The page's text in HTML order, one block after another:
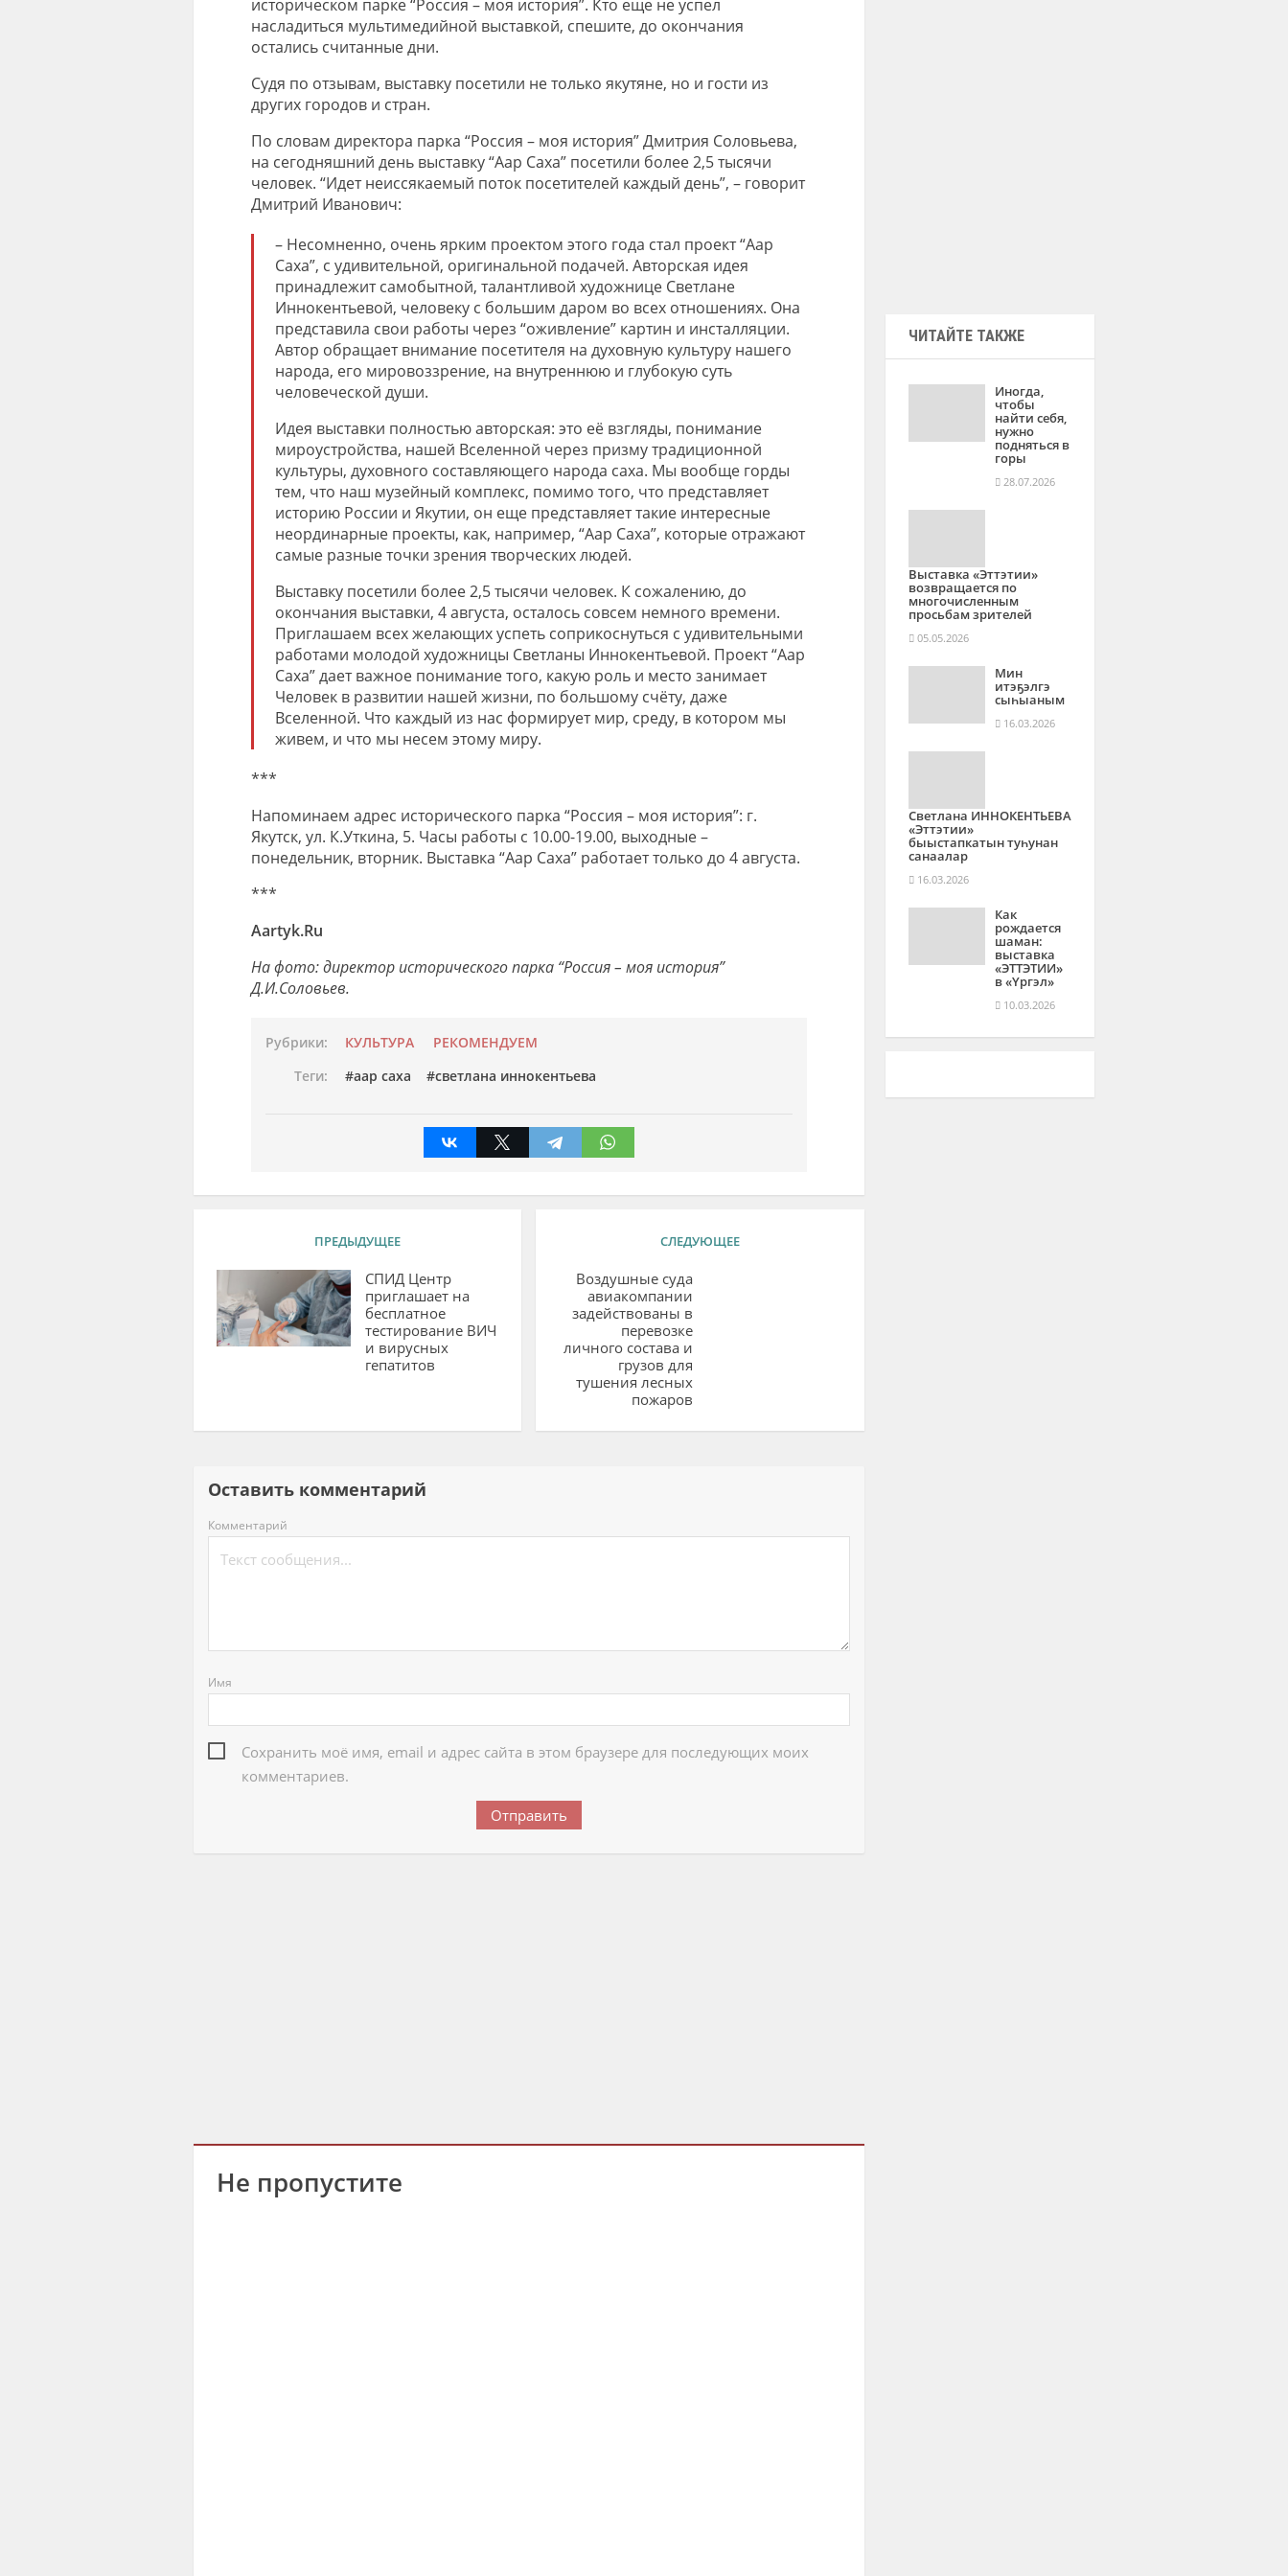
историческом парке “Россия – моя история”. Кто еще не успел
насладиться мультимедийной выставкой, спешите, до окончания
остались считанные дни.
Судя по отзывам, выставку посетили не только якутяне, но и гости из
других городов и стран.
По словам директора парка “Россия – моя история” Дмитрия Соловьева,
на сегодняшний день выставку “Аар Саха” посетили более 2,5 тысячи
человек. “Идет неиссякаемый поток посетителей каждый день”, – говорит
Дмитрий Иванович:
– Несомненно, очень ярким проектом этого года стал проект “Аар
Саха”, с удивительной, оригинальной подачей. Авторская идея
принадлежит самобытной, талантливой художнице Светлане
Иннокентьевой, человеку с большим даром во всех отношениях. Она
представила свои работы через “оживление” картин и инсталляции.
Автор обращает внимание посетителя на духовную культуру нашего
народа, его мировоззрение, на внутреннюю и глубокую суть
человеческой души.
Идея выставки полностью авторская: это её взгляды, понимание
мироустройства, нашей Вселенной через призму традиционной
культуры, духовного составляющего народа саха. Мы вообще горды
тем, что наш музейный комплекс, помимо того, что представляет
историю России и Якутии, он еще представляет такие интересные
неординарные проекты, как, например, “Аар Саха”, которые отражают
самые разные точки зрения творческих людей.
Выставку посетили более 2,5 тысячи человек. К сожалению, до
окончания выставки, 4 августа, осталось совсем немного времени.
Приглашаем всех желающих успеть соприкоснуться с удивительными
работами молодой художницы Светланы Иннокентьевой. Проект “Аар
Саха” дает важное понимание того, какую роль и место занимает
Человек в развитии нашей жизни, по большому счёту, даже
Вселенной. Что каждый из нас формирует мир, среду, в котором мы
живем, и что мы несем этому миру.
***
Напоминаем адрес исторического парка “Россия – моя история”: г.
Якутск, ул. К.Уткина, 5. Часы работы с 10.00-19.00, выходные –
понедельник, вторник. Выставка “Аар Саха” работает только до 4 августа.
***
Aartyk.Ru
На фото: директор исторического парка “Россия – моя история”
Д.И.Соловьев.
Рубрики: КУЛЬТУРА
РЕКОМЕНДУЕМ
Теги:
аар саха светлана иннокентьева
ПРЕДЫДУЩЕЕ
СПИД Центр
приглашает на
бесплатное
тестирование ВИЧ
и вирусных
гепатитов
СЛЕДУЮЩЕЕ
Воздушные суда
авиакомпании
задействованы в
перевозке
личного состава и
грузов для
тушения лесных
пожаров
Оставить комментарий
Комментарий
Имя
Сохранить моё имя, email и адрес сайта в этом браузере для последующих моих
комментариев.
Не пропустите
ЧИТАЙТЕ ТАКЖЕ
Иногда,
чтобы
найти себя,
нужно
подняться в
горы
28.07.2026
Выставка «Эттэтии»
возвращается по
многочисленным
просьбам зрителей
05.05.2026
Мин
итэҕэлгэ
сыһыаным
16.03.2026
Светлана ИННОКЕНТЬЕВА
«Эттэтии»
быыстапкатын туһунан
санаалар
16.03.2026
Как
рождается
шаман:
выставка
«ЭТТЭТИИ»
в «Үргэл»
10.03.2026